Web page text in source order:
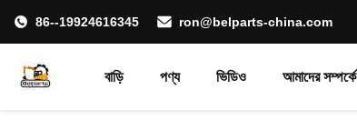
86--19924616345 ron@belparts-china.com
বাড়ি পণ্য ভিডিও আমাদের সম্পর্কে